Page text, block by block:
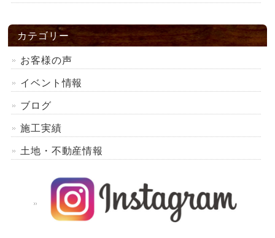
カテゴリー
お客様の声
イベント情報
ブログ
施工実績
土地・不動産情報